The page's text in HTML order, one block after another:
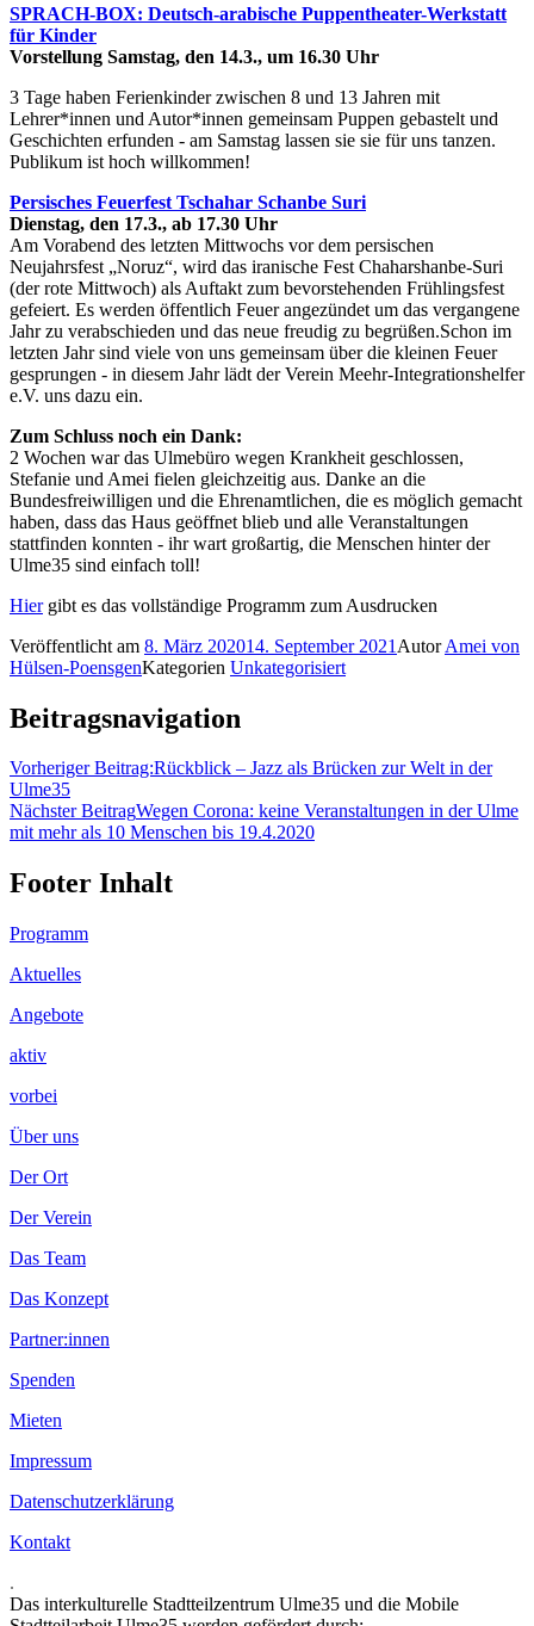
SPRACH-BOX: Deutsch-arabische Puppentheater-Werkstatt
für Kinder
Vorstellung Samstag, den 14.3., um 16.30 Uhr
3 Tage haben Ferienkinder zwischen 8 und 13 Jahren mit
Lehrer*innen und Autor*innen gemeinsam Puppen gebastelt und
Geschichten erfunden - am Samstag lassen sie sie für uns tanzen.
Publikum ist hoch willkommen!
Persisches Feuerfest Tschahar Schanbe Suri
Dienstag, den 17.3., ab 17.30 Uhr
Am Vorabend des letzten Mittwochs vor dem persischen
Neujahrsfest „Noruz“, wird das iranische Fest Chaharshanbe-Suri
(der rote Mittwoch) als Auftakt zum bevorstehenden Frühlingsfest
gefeiert. Es werden öffentlich Feuer angezündet um das vergangene
Jahr zu verabschieden und das neue freudig zu begrüßen.Schon im
letzten Jahr sind viele von uns gemeinsam über die kleinen Feuer
gesprungen - in diesem Jahr lädt der Verein Meehr-Integrationshelfer
e.V. uns dazu ein.
Zum Schluss noch ein Dank:
2 Wochen war das Ulmebüro wegen Krankheit geschlossen,
Stefanie und Amei fielen gleichzeitig aus. Danke an die
Bundesfreiwilligen und die Ehrenamtlichen, die es möglich gemacht
haben, dass das Haus geöffnet blieb und alle Veranstaltungen
stattfinden konnten - ihr wart großartig, die Menschen hinter der
Ulme35 sind einfach toll!
Hiergibt es das vollständige Programm zum Ausdrucken
Veröffentlicht am 8. März 202014. September 2021 AutorAmei von
Hülsen-PoensgenKategorien Unkategorisiert
Beitragsnavigation
Vorheriger Beitrag:Rückblick – Jazz als Brücken zur Welt in der
Ulme35
Nächster BeitragWegen Corona: keine Veranstaltungen in der Ulme
mit mehr als 10 Menschen bis 19.4.2020
Footer Inhalt
Programm
Aktuelles
Angebote
aktiv
vorbei
Über uns
Der Ort
Der Verein
Das Team
Das Konzept
Partner:innen
Spenden
Mieten
Impressum
Datenschutzerklärung
Kontakt
.
Das interkulturelle Stadtteilzentrum Ulme35 und die Mobile